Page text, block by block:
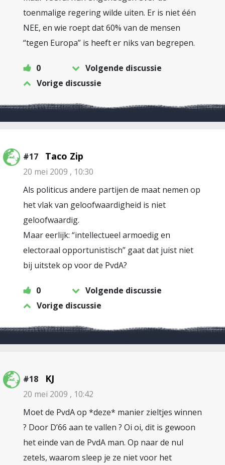
toenmalige regering wilde uiten. Er is niet één
NEE, en wie roept dat 60% van de mensen
“tegen Europa” is heeft er niks van begrepen.
0
Volgende discussie
Vorige discussie
#17 Taco Zip
20 mei 2009 , 10:30
Als politicus andere partijen de maat nemen op
het vlak van geloofwaardigheid is niet
geloofwaardig.
Maar eerlijk: “intellectueel armoedig en
electoraal opportunistisch” gaat dat juist niet
bij uitstek op voor de PvdA?
0
Volgende discussie
Vorige discussie
#18 KJ
20 mei 2009 , 10:42
Moet de PvdA op *deze* manier zieltjes winnen
? Door D’66 aan te vallen ? Oi oi, dit is gewoon
het einde van de PvdA man. Op naar de nul
zetels, waarom sleep je ze niet voor het